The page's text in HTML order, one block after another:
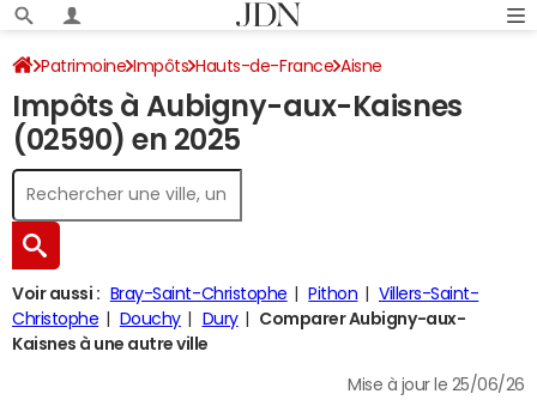
Patrimoine Impôts Hauts-de-France Aisne
Aubigny-aux-Kaisnes Impôt sur le revenu
Impôts à Aubigny-aux-Kaisnes
(02590) en 2025
Voir aussi : Bray-Saint-Christophe Pithon
Villers-Saint-
Christophe
Douchy Dury
Comparer Aubigny-aux-
Kaisnes à une autre ville
Mise à jour le 25/06/26